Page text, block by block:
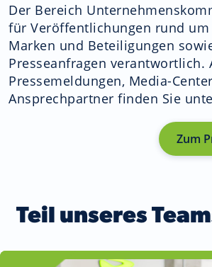
Der Bereich
für Veröffentlichungen rund um
Marken und Beteiligungen
Presseanfragen verantwortlich.
Pressemeldungen, Media-
Ansprechpartner finden Sie
Zum
Teil unseres